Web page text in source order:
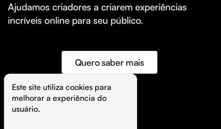
Ajudamos criadores a criarem experiências
incríveis online para seu público.
Quero saber mais
©️ Hubla Tecnologia Ltda • 2026
Este site utiliza cookies para
melhorar a experiência do
usuário.